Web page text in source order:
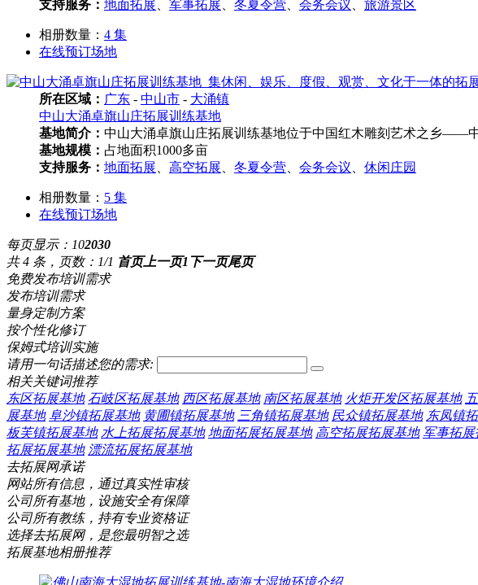
支持服务： 地面拓展 军事拓展 冬夏令营 会务会议 旅游景区
相册数量： 4 集
在线预订场地
所在区域： 广东 - 中山市 - 大涌镇
中山大涌卓旗山庄拓展训练基地
基地简介： 中山大涌卓旗山庄拓展训练基地位于中国红木雕刻艺术之乡——
基地规模： 占地面积1000多亩
支持服务： 地面拓展 高空拓展 冬夏令营 会务会议 休闲庄园
相册数量： 5 集
在线预订场地
每页显示： 102030
共 4 条，页数：1/1 首页上一页1 下一页尾页
免费发布培训需求
发布培训需求
量身定制方案
按个性化修订
保姆式培训实施
请用一句话描述您的需求:
相关关键词推荐
东区拓展基地 石岐区拓展基地 西区拓展基地 南区拓展基地 火炬开发区拓展基地
展基地 阜沙镇拓展基地 黄圃镇拓展基地 三角镇拓展基地 民众镇拓展基地 东凤镇
板芙镇拓展基地 水上拓展拓展基地 地面拓展拓展基地 高空拓展拓展基地 军事拓展
拓展拓展基地 漂流拓展拓展基地
去拓展网承诺
网站所有信息，通过真实性审核
公司所有基地，设施安全有保障
公司所有教练，持有专业资格证
选择去拓展网，是您最明智之选
拓展基地相册推荐